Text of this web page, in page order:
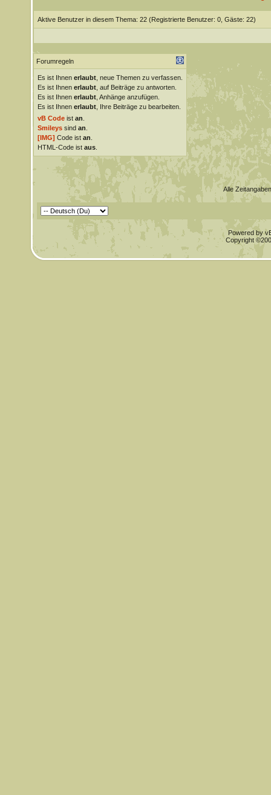
Aktive Benutzer in diesem Thema: 22 (Registrierte Benutzer: 0, Gäste: 22)
Forumregeln
Es ist Ihnen erlaubt, neue Themen zu verfassen.
Es ist Ihnen erlaubt, auf Beiträge zu antworten.
Es ist Ihnen erlaubt, Anhänge anzufügen.
Es ist Ihnen erlaubt, Ihre Beiträge zu bearbeiten.
vB Codeist an
Smileyssind an
[IMG] Code ist an
HTML-Code ist aus.
Alle
Powered by
Copyright